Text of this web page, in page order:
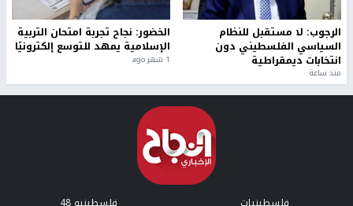
الرجوب: لا مستقبل للنظام
السياسي الفلسطيني دون
انتخابات ديمقراطية
منذ ساعة
الخضور: نجاح تجربة امتحان التربية
الإسلامية يمهد للتوسع إلكترونيًا
1 شهر ago